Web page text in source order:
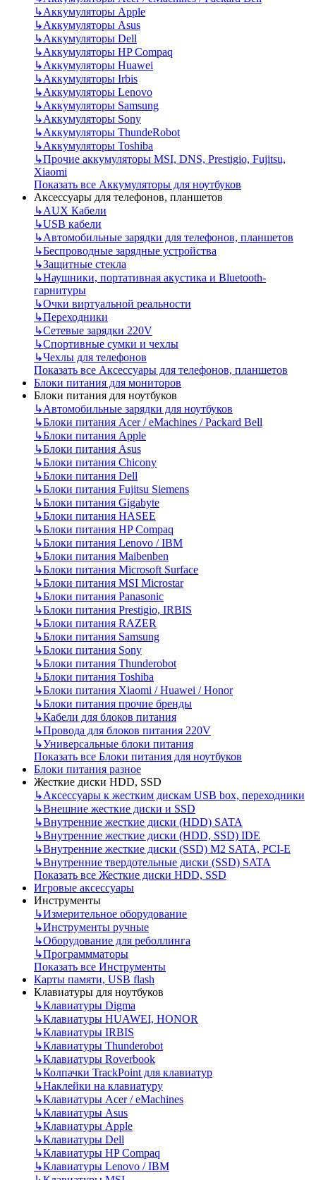
↳Аккумуляторы Apple
↳Аккумуляторы Asus
↳Аккумуляторы Dell
↳Аккумуляторы HP Compaq
↳Аккумуляторы Huawei
↳Аккумуляторы Irbis
↳Аккумуляторы Lenovo
↳Аккумуляторы Samsung
↳Аккумуляторы Sony
↳Аккумуляторы ThundeRobot
↳Аккумуляторы Toshiba
↳Прочие аккумуляторы MSI, DNS, Prestigio, Fujitsu,
Xiaomi
Показать все Аккумуляторы для ноутбуков
Аксессуары для телефонов, планшетов
↳AUX Кабели
↳USB кабели
↳Автомобильные зарядки для телефонов, планшетов
↳Беспроводные зарядные устройства
↳Защитные стекла
↳Наушники, портативная акустика и Bluetooth-
гарнитуры
↳Очки виртуальной реальности
↳Переходники
↳Сетевые зарядки 220V
↳Спортивные сумки и чехлы
↳Чехлы для телефонов
Показать все Аксессуары для телефонов, планшетов
Блоки питания для мониторов
Блоки питания для ноутбуков
↳Автомобильные зарядки для ноутбуков
↳Блоки питания Acer / eMachines / Packard Bell
↳Блоки питания Apple
↳Блоки питания Asus
↳Блоки питания Chicony
↳Блоки питания Dell
↳Блоки питания Fujitsu Siemens
↳Блоки питания Gigabyte
↳Блоки питания HASEE
↳Блоки питания HP Compaq
↳Блоки питания Lenovo / IBM
↳Блоки питания Maibenben
↳Блоки питания Microsoft Surface
↳Блоки питания MSI Microstar
↳Блоки питания Panasonic
↳Блоки питания Prestigio, IRBIS
↳Блоки питания RAZER
↳Блоки питания Samsung
↳Блоки питания Sony
↳Блоки питания Thunderobot
↳Блоки питания Toshiba
↳Блоки питания Xiaomi / Huawei / Honor
↳Блоки питания прочие бренды
↳Кабели для блоков питания
↳Провода для блоков питания 220V
↳Универсальные блоки питания
Показать все Блоки питания для ноутбуков
Блоки питания разное
Жесткие диски HDD, SSD
↳Аксессуары к жестким дискам USB box, переходники
↳Внешние жесткие диски и SSD
↳Внутренние жесткие диски (HDD) SATA
↳Внутренние жесткие диски (HDD, SSD) IDE
↳Внутренние жесткие диски (SSD) M2 SATA, PCI-E
↳Внутренние твердотельные диски (SSD) SATA
Показать все Жесткие диски HDD, SSD
Игровые аксессуары
Инструменты
↳Измерительное оборудование
↳Инструменты ручные
↳Оборудование для реболлинга
↳Программматоры
Показать все Инструменты
Карты памяти, USB flash
Клавиатуры для ноутбуков
↳Клавиатуры Digma
↳Клавиатуры HUAWEI, HONOR
↳Клавиатуры IRBIS
↳Клавиатуры Thunderobot
↳Клавиатуры Roverbook
↳Колпачки TrackPoint для клавиатур
↳Наклейки на клавиатуру
↳Клавиатуры Acer / eMachines
↳Клавиатуры Asus
↳Клавиатуры Apple
↳Клавиатуры Dell
↳Клавиатуры HP Compaq
↳Клавиатуры Lenovo / IBM